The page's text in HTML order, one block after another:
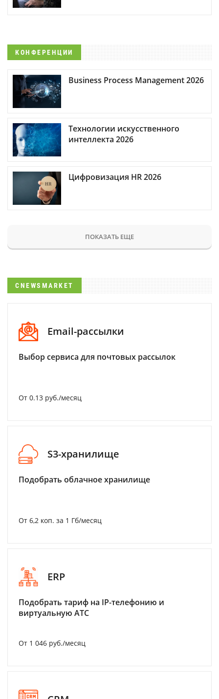
КОНФЕРЕНЦИИ
Business Process Management 2026
Технологии искусственного
интеллекта 2026
Цифровизация HR 2026
ПОКАЗАТЬ ЕЩЕ
CNEWSMARKET
Email-рассылки
Выбор сервиса для почтовых рассылок
От 0.13 руб./месяц
S3-хранилище
Подобрать облачное хранилище
От 6,2 коп. за 1 Гб/месяц
ERP
Подобрать тариф на IP-телефонию и
виртуальную АТС
От 1 046 руб./месяц